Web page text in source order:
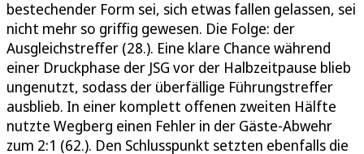
bestechender Form sei, sich etwas fallen gelassen, sei
nicht mehr so griffig gewesen. Die Folge: der
Ausgleichstreffer (28.). Eine klare Chance während
einer Druckphase der JSG vor der Halbzeitpause blieb
ungenutzt, sodass der überfällige Führungstreffer
ausblieb. In einer komplett offenen zweiten Hälfte
nutzte Wegberg einen Fehler in der Gäste-Abwehr
zum 2:1 (62.). Den Schlusspunkt setzten ebenfalls die